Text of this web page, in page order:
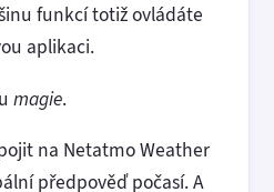
funkcí totiž ovládáte
aplikaci.
magie.
na Netatmo Weather
předpověď počasí. A